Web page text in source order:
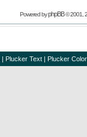
Powered byphpBB© 2001,
| Plucker Text | Plucker Color